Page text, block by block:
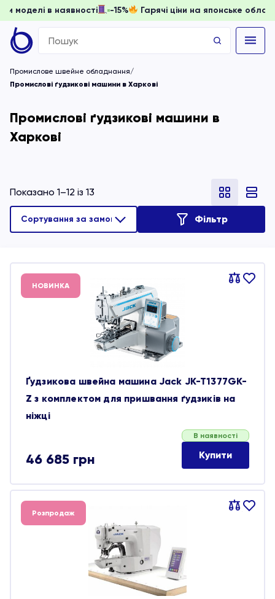
доки моделі в наявності -15% Гарячі ціни на
Search
for:
Промислове швейне обладнання
Промислові ґудзикові машини в Харкові
Промислові ґудзикові машини в
Харкові
Показано 1–12 із 13
Фільтр
Порівняти
В
НОВИНКА
Ґудзикова швейна машина Jack JK-T1377GK-
Z з комплектом для пришвання ґудзиків на
ніжці
46 685 грн
В наявності
Купити
Порівняти
В
Розпродаж